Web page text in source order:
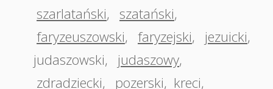
szarlatański, szatański,
faryzeuszowski, faryzejski, jezuicki,
judaszowski, judaszowy,
zdradziecki, pozerski, kreci,